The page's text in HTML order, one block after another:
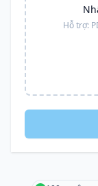
Hỗ trợ: